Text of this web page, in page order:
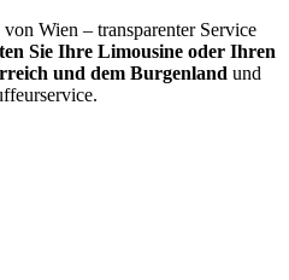
Wien – transparenter Service
Sie Ihre Limousine oder Ihren
und dem Burgenland und